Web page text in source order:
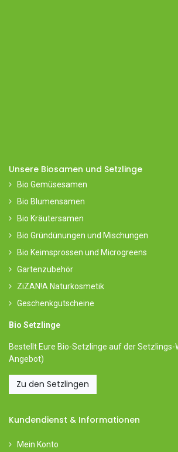
Unsere Biosamen und Setzlinge
Bio Gemüsesamen
Bio Blumensamen
Bio Kräutersamen
Bio Gründünungen und Mischungen
Bio Keimsprossen und Microgreens
Gartenzubehör
ZiZAN!A Naturkosmetik
Geschenkgutscheine
Bio Setzlinge
Bestellt Eure Bio-Setzlinge auf der Setzlings-
Angebot)
Zu den Setzlingen
Kundendienst & Informationen
Mein Konto